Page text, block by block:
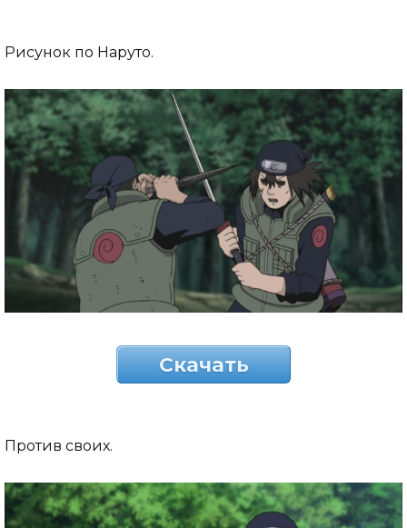
Рисунок по Наруто.
Скачать
Против своих.